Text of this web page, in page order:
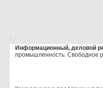
.
Информационный, деловой
промышленность. Свободное